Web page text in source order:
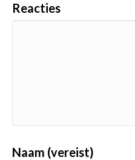
Reacties
Naam (vereist)